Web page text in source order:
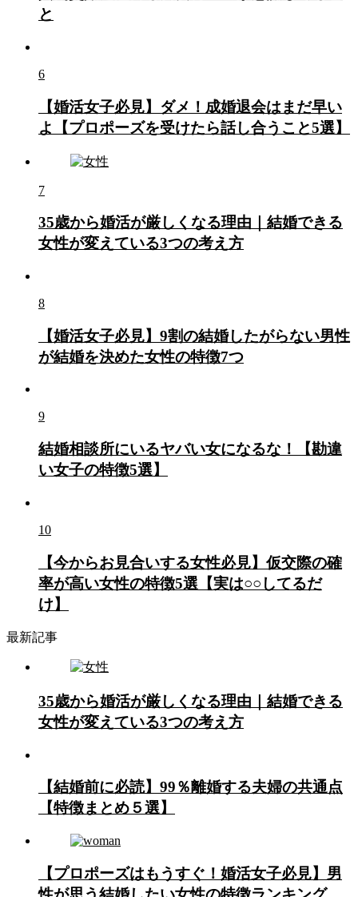
と
6
【婚活女子必見】ダメ！成婚退会はまだ早い
よ【プロポーズを受けたら話し合うこと5選】
7
35歳から婚活が厳しくなる理由｜結婚できる
女性が変えている3つの考え方
8
【婚活女子必見】9割の結婚したがらない男性
が結婚を決めた女性の特徴7つ
9
結婚相談所にいるヤバい女になるな！【勘違
い女子の特徴5選】
10
【今からお見合いする女性必見】仮交際の確
率が高い女性の特徴5選【実は○○してるだ
け】
最新記事
35歳から婚活が厳しくなる理由｜結婚できる
女性が変えている3つの考え方
【結婚前に必読】99％離婚する夫婦の共通点
【特徴まとめ５選】
【プロポーズはもうすぐ！婚活女子必見】男